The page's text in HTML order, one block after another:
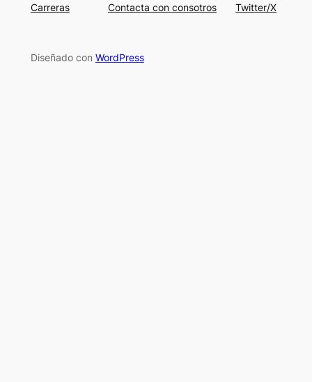
Carreras
Contacta con consotros
Twitter/X
Diseñado con WordPress